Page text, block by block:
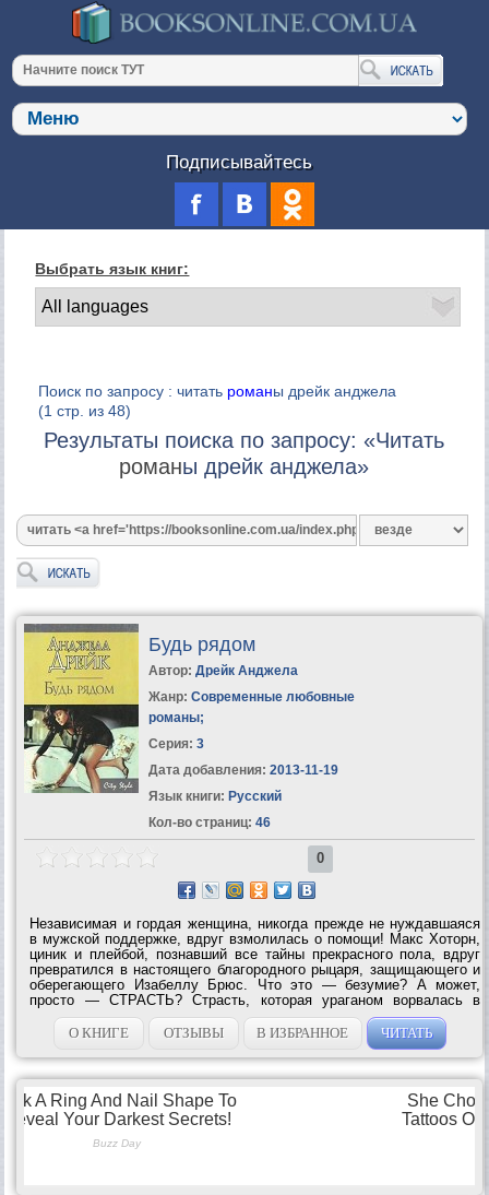
Подписывайтесь
Выбрать язык книг:
Поиск по запросу : читать романы дрейк анджела
(1 стр. из 48)
Результаты поиска по запросу: «Читать
романы дрейк анджела»
Будь рядом
Автор: Дрейк Анджела
Жанр: Современные любовные
романы;
Серия: 3
Дата добавления: 2013-11-19
Язык книги: Русский
Кол-во страниц: 46
0
Независимая и гордая женщина, никогда прежде не нуждавшаяся
в мужской поддержке, вдруг взмолилась о помощи! Макс Хоторн,
циник и плейбой, познавший все тайны прекрасного пола, вдруг
превратился в настоящего благородного рыцаря, защищающего и
оберегающего Изабеллу Брюс. Что это — безумие? А может,
просто — СТРАСТЬ? Страсть, которая ураганом ворвалась в
жизнь Макса и Изабеллы, раз и навсегда изменив их...
О КНИГЕ
ОТЗЫВЫ В ИЗБРАННОЕ ЧИТАТЬ